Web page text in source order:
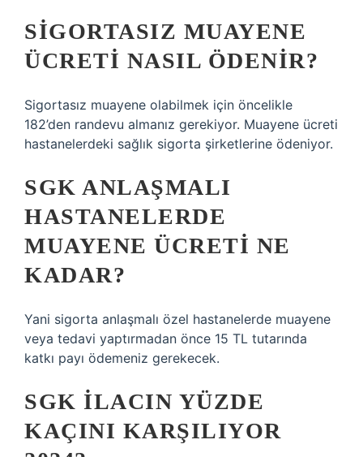
SIGORTASIZ MUAYENE
ÜCRETI NASIL ÖDENIR?
Sigortasız muayene olabilmek için öncelikle
182’den randevu almanız gerekiyor. Muayene ücreti
hastanelerdeki sağlık sigorta şirketlerine ödeniyor.
SGK ANLAŞMALI
HASTANELERDE
MUAYENE ÜCRETI NE
KADAR?
Yani sigorta anlaşmalı özel hastanelerde muayene
veya tedavi yaptırmadan önce 15 TL tutarında
katkı payı ödemeniz gerekecek.
SGK ILACIN YÜZDE
KAÇINI KARŞILIYOR